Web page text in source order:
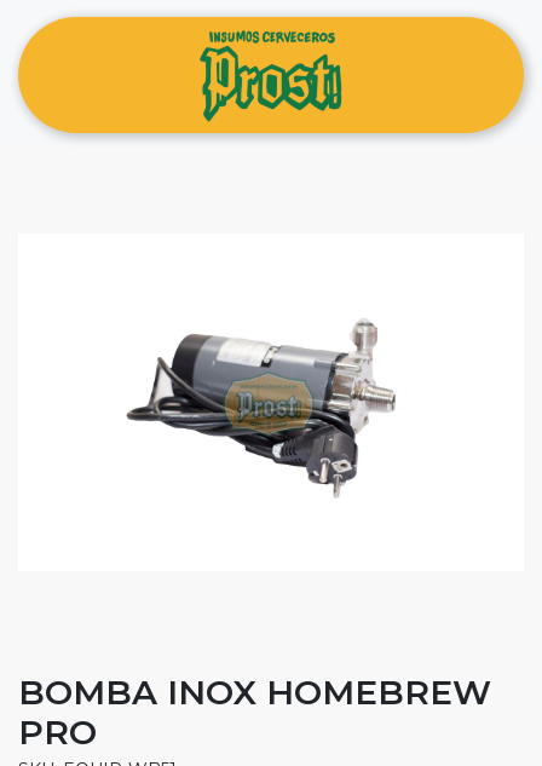
BOMBA INOX HOMEBREW
PRO